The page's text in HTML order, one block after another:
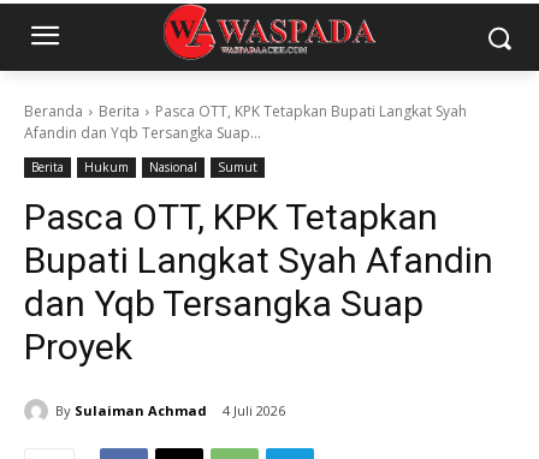
Beranda Berita
Pasca OTT, KPK Tetapkan Bupati Langkat Syah
Afandin dan Yqb Tersangka Suap...
Berita Hukum Nasional Sumut
Pasca OTT, KPK Tetapkan
Bupati Langkat Syah Afandin
dan Yqb Tersangka Suap
Proyek
By Sulaiman Achmad 4 Juli 2026